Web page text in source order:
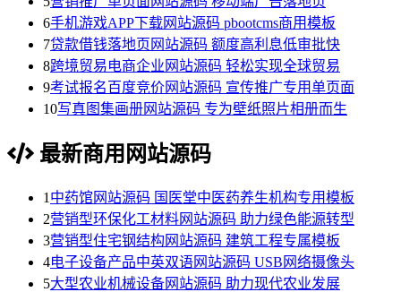
6手机游戏APP下载网站源码 pbootcms商用模板
7贷款借钱落地页网站源码 额度高利息低审批快
8跨境贸易电商企业网站源码 轻松实现全球贸易
9考试报名百度竞价网站源码 宣传推广专用单页面
10写真图集画册网站源码 专为壁纸照片相册而生
最新商用网站源码
1 中药馆网站源码 国医堂中医药养生机构专用模板
2营销型环保化工材料网站源码 助力绿色能源转型
3营销型住宅钢结构网站源码 建筑工程专属模板
4电子设备产品中英双语网站源码 USB网络摄像头
5大型农业机械设备网站源码 助力现代农业发展